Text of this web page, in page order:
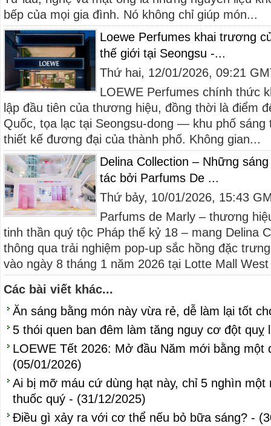
bếp của mọi gia đình. Nó không chỉ giúp món...
Loewe Perfumes khai trương
thế giới tại Seongsu -...
Thứ hai, 12/01/2026, 09:21
LOEWE Perfumes chính thức
lập đầu tiên của thương hiệu, đồng thời là điểm
Quốc, tọa lạc tại Seongsu-dong — khu phố sáng
thiết kế đương đại của thành phố. Không gian...
Delina Collection – Những
tác bởi Parfums De ...
Thứ bảy, 10/01/2026, 15:43
Parfums de Marly – thương
tinh thần quý tộc Pháp thế kỷ 18 – mang Delina
thông qua trải nghiệm pop-up sắc hồng đặc
vào ngày 8 tháng 1 năm 2026 tại Lotte Mall
Các bài viết khác...
Ăn sáng bằng món này vừa rẻ, dễ làm lại tốt
5 thói quen ban đêm làm tăng nguy cơ đột quỵ
LOEWE Tết 2026: Mở đầu Năm mới bằng một
(05/01/2026)
Ai bị mỡ máu cứ dùng hạt này, chỉ 5 nghìn
thuốc quý - (31/12/2025)
Điều gì xảy ra với cơ thể nếu bỏ bữa sáng? -